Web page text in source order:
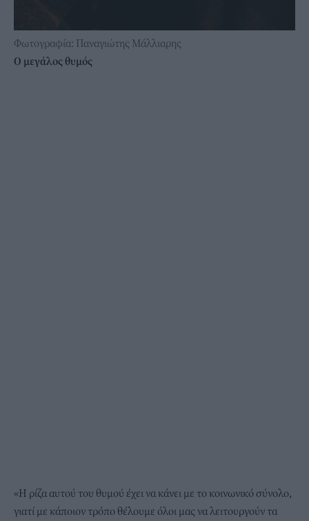
Φωτογραφία: Παναγιώτης Μάλλιαρης
Ο μεγάλος θυμός
«Η ρίζα αυτού του θυμού έχει να κάνει με το κοινωνικό σύνολο,
γιατί με κάποιον τρόπο θέλουμε όλοι μας να λειτουργούν τα